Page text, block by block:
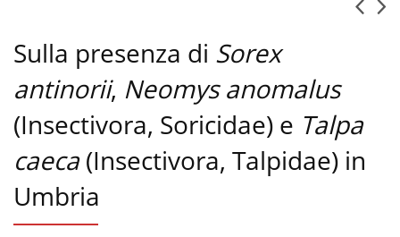
Sulla presenza di Sorex
antinorii, Neomys anomalus
(Insectivora, Soricidae) e Talpa
caeca (Insectivora, Talpidae) in
Umbria